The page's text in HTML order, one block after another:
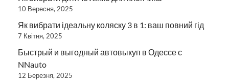
10 Вересня, 2025
Як вибрати ідеальну коляску 3 в 1: ваш повний гід
7 Квітня, 2025
Быстрый и выгодный автовыкуп в Одессе с
NNauto
12 Березня, 2025